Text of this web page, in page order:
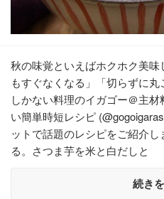
秋の味覚といえばホクホク美
もすぐなくなる」「切らずに丸
しかない料理のイガゴー＠主
い簡単時短レシピ
ットで話題のレシピをご紹介
る。さつま芋を米と白だしと
続き